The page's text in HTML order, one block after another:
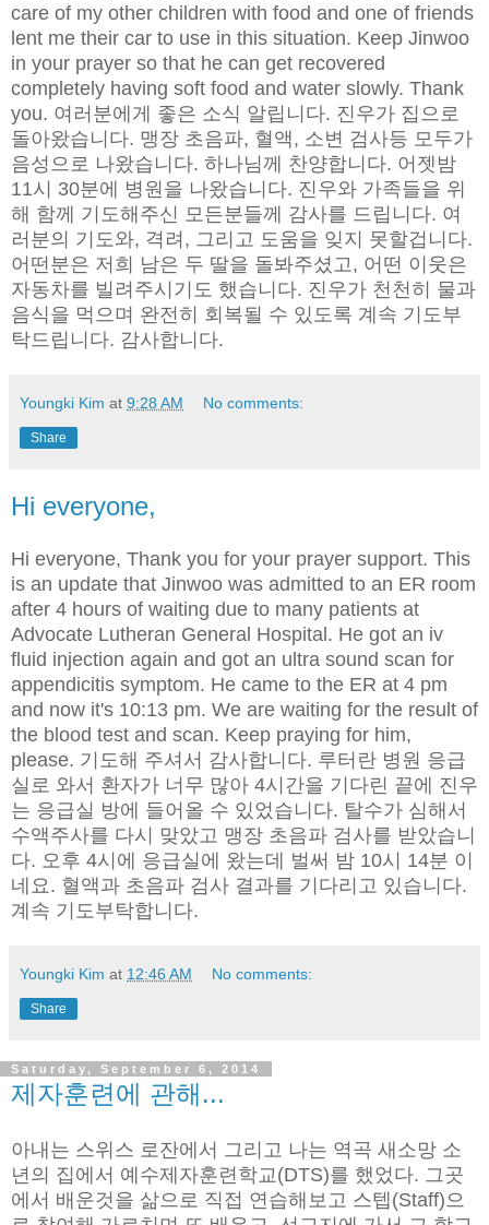
care of my other children with food and one of friends
lent me their car to use in this situation. Keep Jinwoo
in your prayer so that he can get recovered
completely having soft food and water slowly. Thank
you. 여러분에게 좋은 소식 알립니다. 진우가 집으로
돌아왔습니다. 맹장 초음파, 혈액, 소변 검사등 모두가
음성으로 나왔습니다. 하나님께 찬양합니다. 어젯밤
11시 30분에 병원을 나왔습니다. 진우와 가족들을 위
해 함께 기도해주신 모든분들께 감사를 드립니다. 여
러분의 기도와, 격려, 그리고 도움을 잊지 못할겁니다.
어떤분은 저희 남은 두 딸을 돌봐주셨고, 어떤 이웃은
자동차를 빌려주시기도 했습니다. 진우가 천천히 물과
음식을 먹으며 완전히 회복될 수 있도록 계속 기도부
탁드립니다. 감사합니다.
Youngki Kim at 9:28 AM No comments:
Share
Hi everyone,
Hi everyone, Thank you for your prayer support. This
is an update that Jinwoo was admitted to an ER room
after 4 hours of waiting due to many patients at
Advocate Lutheran General Hospital. He got an iv
fluid injection again and got an ultra sound scan for
appendicitis symptom. He came to the ER at 4 pm
and now it's 10:13 pm. We are waiting for the result of
the blood test and scan. Keep praying for him,
please. 기도해 주셔서 감사합니다. 루터란 병원 응급
실로 와서 환자가 너무 많아 4시간을 기다린 끝에 진우
는 응급실 방에 들어올 수 있었습니다. 탈수가 심해서
수액주사를 다시 맞았고 맹장 초음파 검사를 받았습니
다. 오후 4시에 응급실에 왔는데 벌써 밤 10시 14분 이
네요. 혈액과 초음파 검사 결과를 기다리고 있습니다.
계속 기도부탁합니다.
Youngki Kim at 12:46 AM No comments:
Share
Saturday, September 6, 2014
제자훈련에 관해...
아내는 스위스 로잔에서 그리고 나는 역곡 새소망 소
년의 집에서 예수제자훈련학교(DTS)를 했었다. 그곳
에서 배운것을 삶으로 직접 연습해보고 스텝(Staff)으